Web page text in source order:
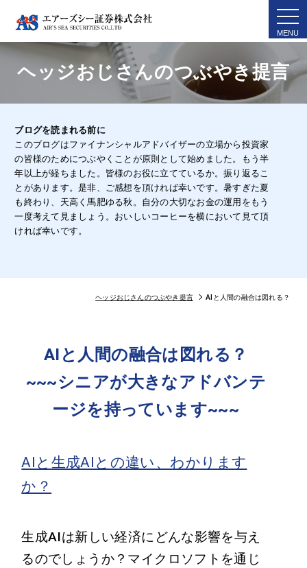
ヘッジおじさんのつぶやき提言
ブログを読まれる前に
このブログはファイナンシャルアドバイザーの立場から投資家
の皆様のためにつぶやくことが原則として始めました。もう半
年以上が経ちました。皆様のお役に立てているか。振り返るこ
とがあります。是非、ご感想を頂ければ幸いです。暑すぎた夏
も終わり、天高く馬肥ゆる秋。自分の大切なお金の運用をもう
一度考えて見ましょう。おいしいコーヒーを横において見て頂
ければ幸いです。
ヘッジおじさんのつぶやき提言 AIと人間の融合は図れる？
AIと人間の融合は図れる？
~~~シニアが大きなアドバンテ
ージを持っています~~~
AIと生成AIとの違い、わかります
か？
生成AIは新しい経済にどんな影響を与え
るのでしょうか？マイクロソフトを通じ